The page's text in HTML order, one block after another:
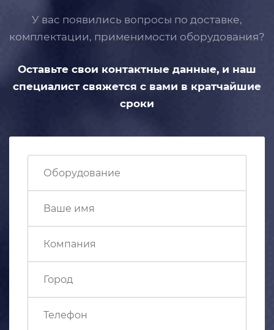
У вас появились вопросы по доставке,
комплектации, применимости оборудования?
Оставьте свои контактные данные, и наш
специалист свяжется с вами в кратчайшие
сроки